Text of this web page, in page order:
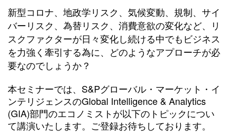
新型コロナ、地政学リスク、気候変動、規制、サイ
バーリスク、為替リスク、消費意欲の変化など、リ
スクファクターが日々変化し続ける中でもビジネス
を力強く牽引する為に、どのようなアプローチが必
要なのでしょうか？
本セミナーでは、 S&Pグローバル・マーケット・イ
ンテリジェンスのGlobal Intelligence & Analytics
(GIA)部門のエコノミストが以下のトピックについ
て講演いたします。ご登録お待ちしております。